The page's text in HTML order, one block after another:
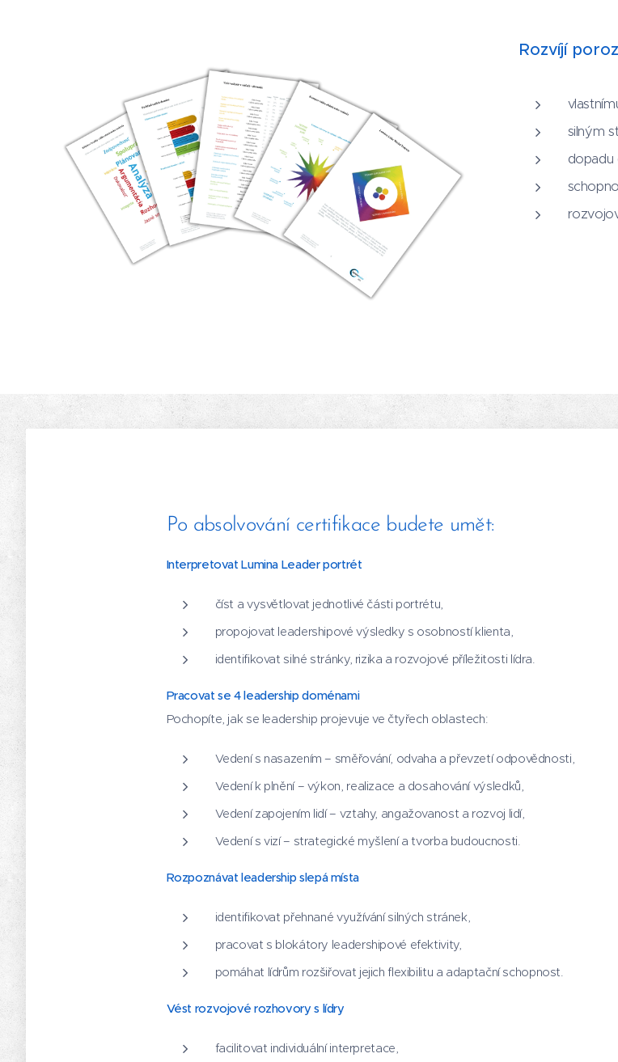
Rozvíjí
silným
dopadu
Po absolvování certifikace budete umět:
Interpretovat Lumina Leader portrét
číst a vysvětlovat jednotlivé části portrétu,
propojovat leadershipové výsledky s osobností klienta,
identifikovat silné stránky, rizika a rozvojové příležitosti lídra.
Pracovat se 4 leadership doménami
Pochopíte, jak se leadership projevuje ve čtyřech oblastech:
Vedení s nasazením – směřování, odvaha a převzetí odpovědnosti,
Vedení k plnění – výkon, realizace a dosahování výsledků,
Vedení zapojením lidí – vztahy, angažovanost a rozvoj lidí,
Vedení s vizí – strategické myšlení a tvorba budoucnosti.
Rozpoznávat leadership slepá místa
identifikovat přehnané využívání silných stránek,
pracovat s blokátory leadershipové efektivity,
pomáhat lídrům rozšiřovat jejich flexibilitu a adaptační schopnost.
Vést rozvojové rozhovory s lídry
facilitovat individuální interpretace,